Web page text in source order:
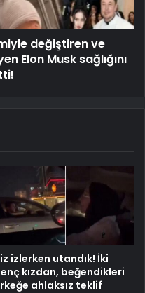
değiştiren ve
Elon Musk sağlığını
izlerken utandık! İki
kızdan, beğendikleri
ahlaksız teklif